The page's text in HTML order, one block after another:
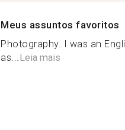
Meus assuntos favoritos
Photography. I was an
as...Leia mais